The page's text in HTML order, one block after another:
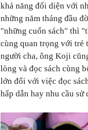
khả năng đối diện với
những năm tháng đầu
"những cuốn sách" thì
cùng quan trọng với trẻ
người cha, ông Koji
lòng và đọc sách cùng
lớn đối với việc đọc
hấp dẫn hay nhu cầu